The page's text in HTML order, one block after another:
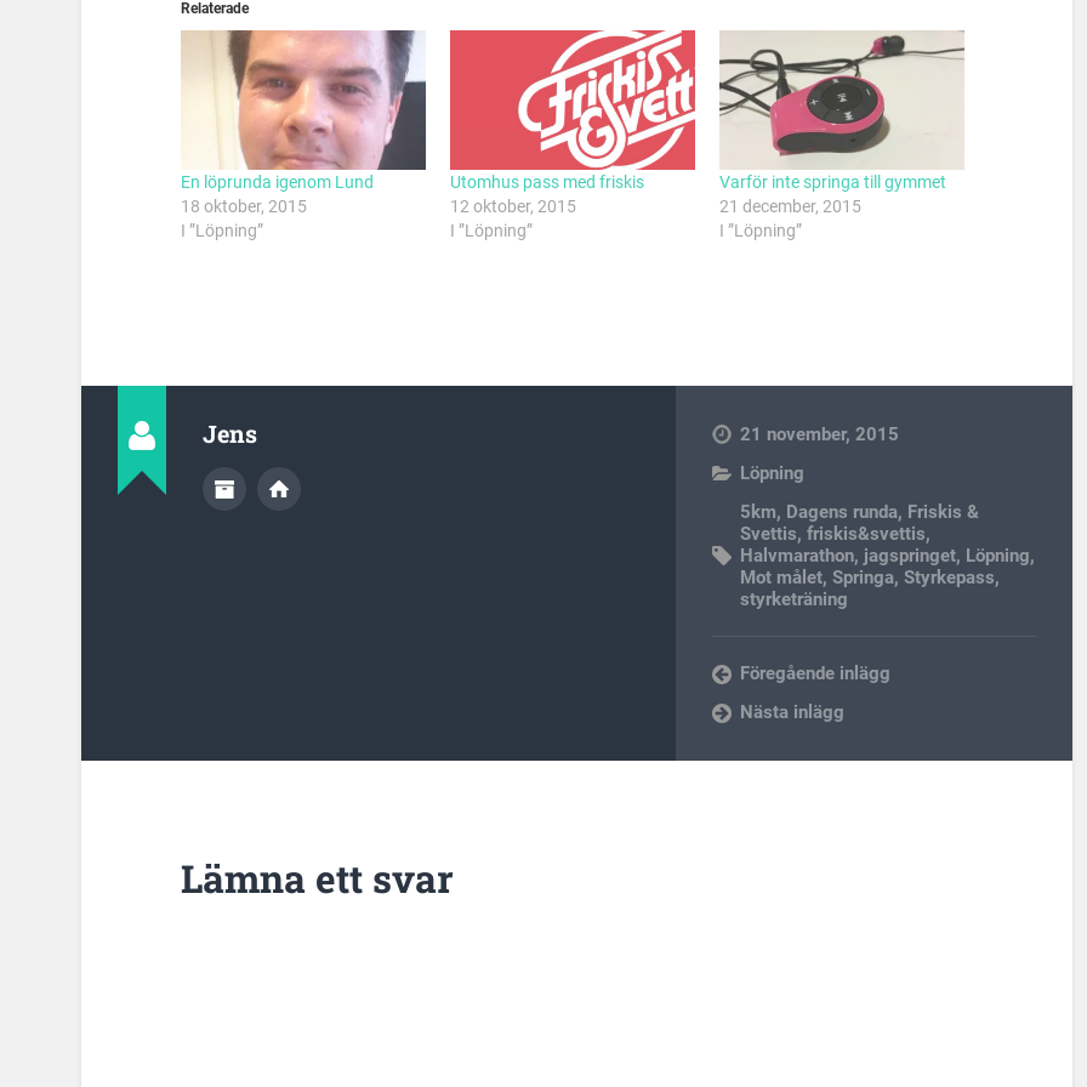
Relaterade
En löprunda igenom Lund
18 oktober, 2015
I ”Löpning”
Utomhus pass med friskis
12 oktober, 2015
I ”Löpning”
Varför inte springa till gymmet
21 december, 2015
I ”Löpning”
Jens
21 november, 2015
Löpning
5km, Dagens runda, Friskis &
Svettis,friskis&svettis,
Halvmarathon, jagspringet, Löpning,
Mot målet,Springa,Styrkepass,
styrketräning
Föregående inlägg
Nästa inlägg
Lämna ett svar